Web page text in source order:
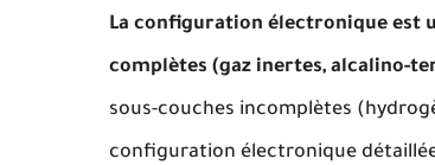
La configuration électronique est
complètes (gaz inertes, alcalino-
sous-couches incomplètes
configuration électronique